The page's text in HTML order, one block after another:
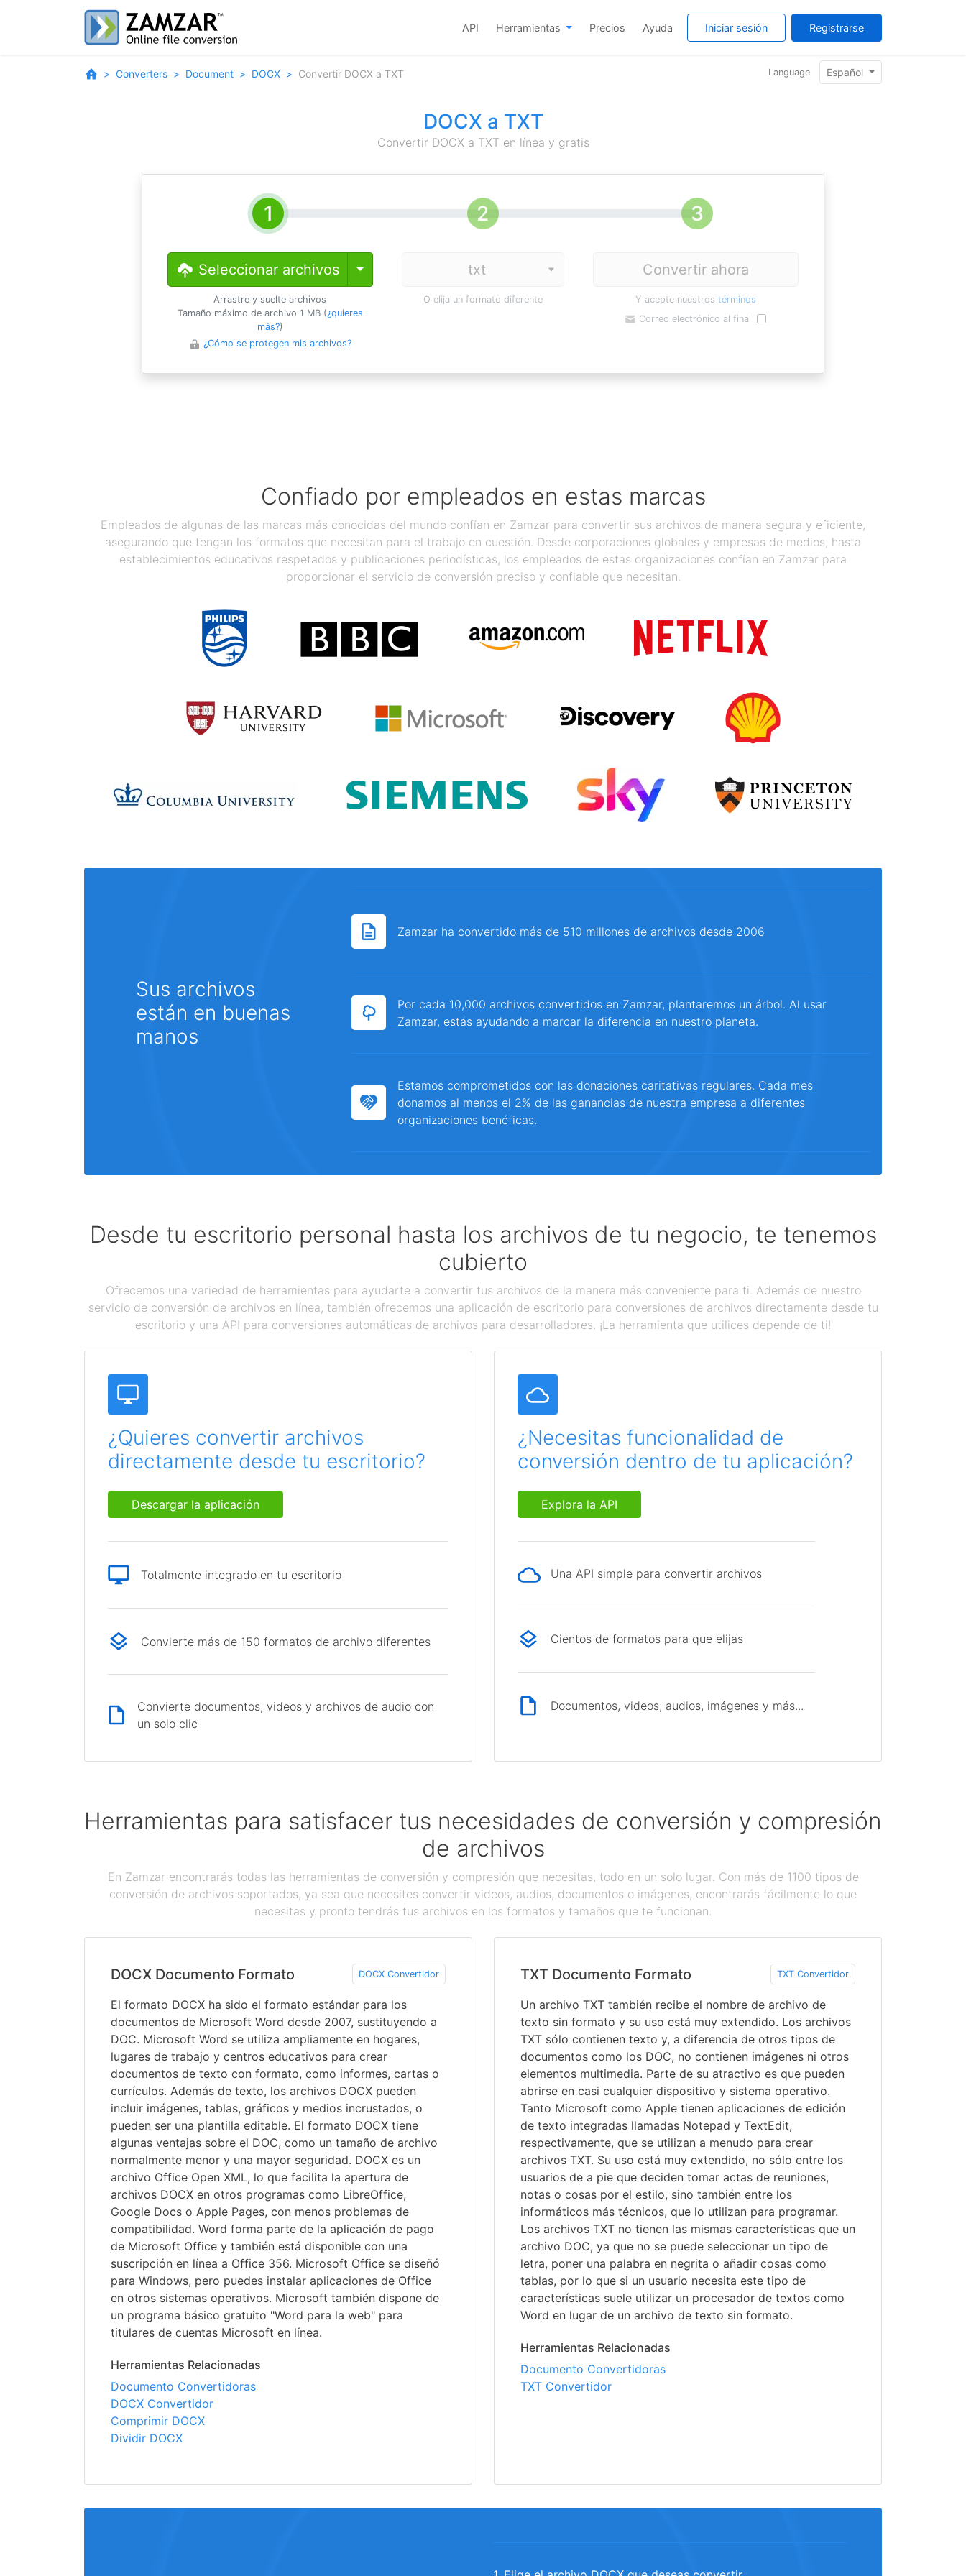
API Herramientas Precios Ayuda Iniciar sesión Registrarse
Converters Document DOCX Convertir DOCX a TXT Language Español
DOCX a TXT
Convertir DOCX a TXT en línea y gratis
Seleccionar archivos Toggle Dropdown
Arrastre y suelte archivos
Tamaño máximo de archivo 1 MB (¿quieres
más?)
¿Cómo se protegen mis archivos?
O elija un formato diferente
Convertir ahora
Y acepte nuestros términos
Correo electrónico al final
Confiado por empleados en estas marcas
Empleados de algunas de las marcas más conocidas del mundo confían en Zamzar para convertir sus archivos de manera segura y eficiente,
asegurando que tengan los formatos que necesitan para el trabajo en cuestión. Desde corporaciones globales y empresas de medios, hasta
establecimientos educativos respetados y publicaciones periodísticas, los empleados de estas organizaciones confían en Zamzar para
proporcionar el servicio de conversión preciso y confiable que necesitan.
Sus archivos
están en buenas
manos
Zamzar ha convertido más de 510 millones de archivos desde 2006
Por cada 10,000 archivos convertidos en Zamzar, plantaremos un árbol. Al usar
Zamzar, estás ayudando a marcar la diferencia en nuestro planeta.
Estamos comprometidos con las donaciones caritativas regulares. Cada mes
donamos al menos el 2% de las ganancias de nuestra empresa a diferentes
organizaciones benéficas.
Desde tu escritorio personal hasta los archivos de tu negocio, te tenemos
cubierto
Ofrecemos una variedad de herramientas para ayudarte a convertir tus archivos de la manera más conveniente para ti. Además de nuestro
servicio de conversión de archivos en línea, también ofrecemos una aplicación de escritorio para conversiones de archivos directamente desde tu
escritorio y una API para conversiones automáticas de archivos para desarrolladores. ¡La herramienta que utilices depende de ti!
¿Quieres convertir archivos
directamente desde tu escritorio?
Descargar la aplicación
Totalmente integrado en tu escritorio
Convierte más de 150 formatos de archivo diferentes
Convierte documentos, videos y archivos de audio con
un solo clic
¿Necesitas funcionalidad de
conversión dentro de tu aplicación?
Explora la API
Una API simple para convertir archivos
Cientos de formatos para que elijas
Documentos, videos, audios, imágenes y más...
Herramientas para satisfacer tus necesidades de conversión y compresión
de archivos
En Zamzar encontrarás todas las herramientas de conversión y compresión que necesitas, todo en un solo lugar. Con más de 1100 tipos de
conversión de archivos soportados, ya sea que necesites convertir videos, audios, documentos o imágenes, encontrarás fácilmente lo que
necesitas y pronto tendrás tus archivos en los formatos y tamaños que te funcionan.
DOCX Documento Formato DOCX Convertidor
El formato DOCX ha sido el formato estándar para los
documentos de Microsoft Word desde 2007, sustituyendo a
DOC. Microsoft Word se utiliza ampliamente en hogares,
lugares de trabajo y centros educativos para crear
documentos de texto con formato, como informes, cartas o
currículos. Además de texto, los archivos DOCX pueden
incluir imágenes, tablas, gráficos y medios incrustados, o
pueden ser una plantilla editable. El formato DOCX tiene
algunas ventajas sobre el DOC, como un tamaño de archivo
normalmente menor y una mayor seguridad. DOCX es un
archivo Office Open XML, lo que facilita la apertura de
archivos DOCX en otros programas como LibreOffice,
Google Docs o Apple Pages, con menos problemas de
compatibilidad. Word forma parte de la aplicación de pago
de Microsoft Office y también está disponible con una
suscripción en línea a Office 356. Microsoft Office se diseñó
para Windows, pero puedes instalar aplicaciones de Office
en otros sistemas operativos. Microsoft también dispone de
un programa básico gratuito "Word para la web" para
titulares de cuentas Microsoft en línea.
Herramientas Relacionadas
Documento Convertidoras
DOCX Convertidor
Comprimir DOCX
Dividir DOCX
TXT Documento Formato TXT Convertidor
Un archivo TXT también recibe el nombre de archivo de
texto sin formato y su uso está muy extendido. Los archivos
TXT sólo contienen texto y, a diferencia de otros tipos de
documentos como los DOC, no contienen imágenes ni otros
elementos multimedia. Parte de su atractivo es que pueden
abrirse en casi cualquier dispositivo y sistema operativo.
Tanto Microsoft como Apple tienen aplicaciones de edición
de texto integradas llamadas Notepad y TextEdit,
respectivamente, que se utilizan a menudo para crear
archivos TXT. Su uso está muy extendido, no sólo entre los
usuarios de a pie que deciden tomar actas de reuniones,
notas o cosas por el estilo, sino también entre los
informáticos más técnicos, que lo utilizan para programar.
Los archivos TXT no tienen las mismas características que un
archivo DOC, ya que no se puede seleccionar un tipo de
letra, poner una palabra en negrita o añadir cosas como
tablas, por lo que si un usuario necesita este tipo de
características suele utilizar un procesador de textos como
Word en lugar de un archivo de texto sin formato.
Herramientas Relacionadas
Documento Convertidoras
TXT Convertidor